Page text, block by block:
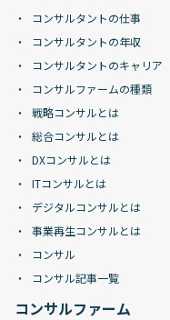
コンサルタントの仕事
コンサルタントの年収
コンサルタントのキャリア
コンサルファームの種類
戦略コンサルとは
総合コンサルとは
DXコンサルとは
ITコンサルとは
デジタルコンサルとは
事業再生コンサルとは
コンサル
コンサル記事一覧
コンサルファーム